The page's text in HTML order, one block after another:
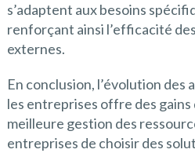
s’adaptent aux besoins
renforçant ainsi l’efficacité
externes.
En conclusion, l’évolution des
les entreprises offre des
meilleure gestion des
entreprises de choisir des